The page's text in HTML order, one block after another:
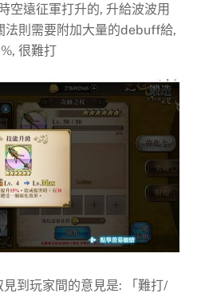
空遠征軍打升的, 升給波波用
則需要附加大量的debuff給,
很難打
到玩家間的意見是: 「難打/